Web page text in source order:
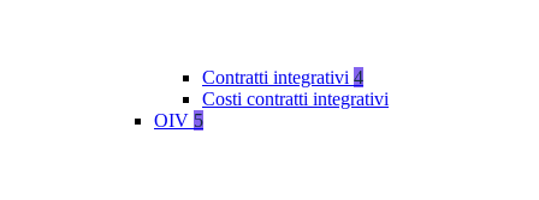
Contratti integrativi 4
Costi contratti integrativi
OIV 5